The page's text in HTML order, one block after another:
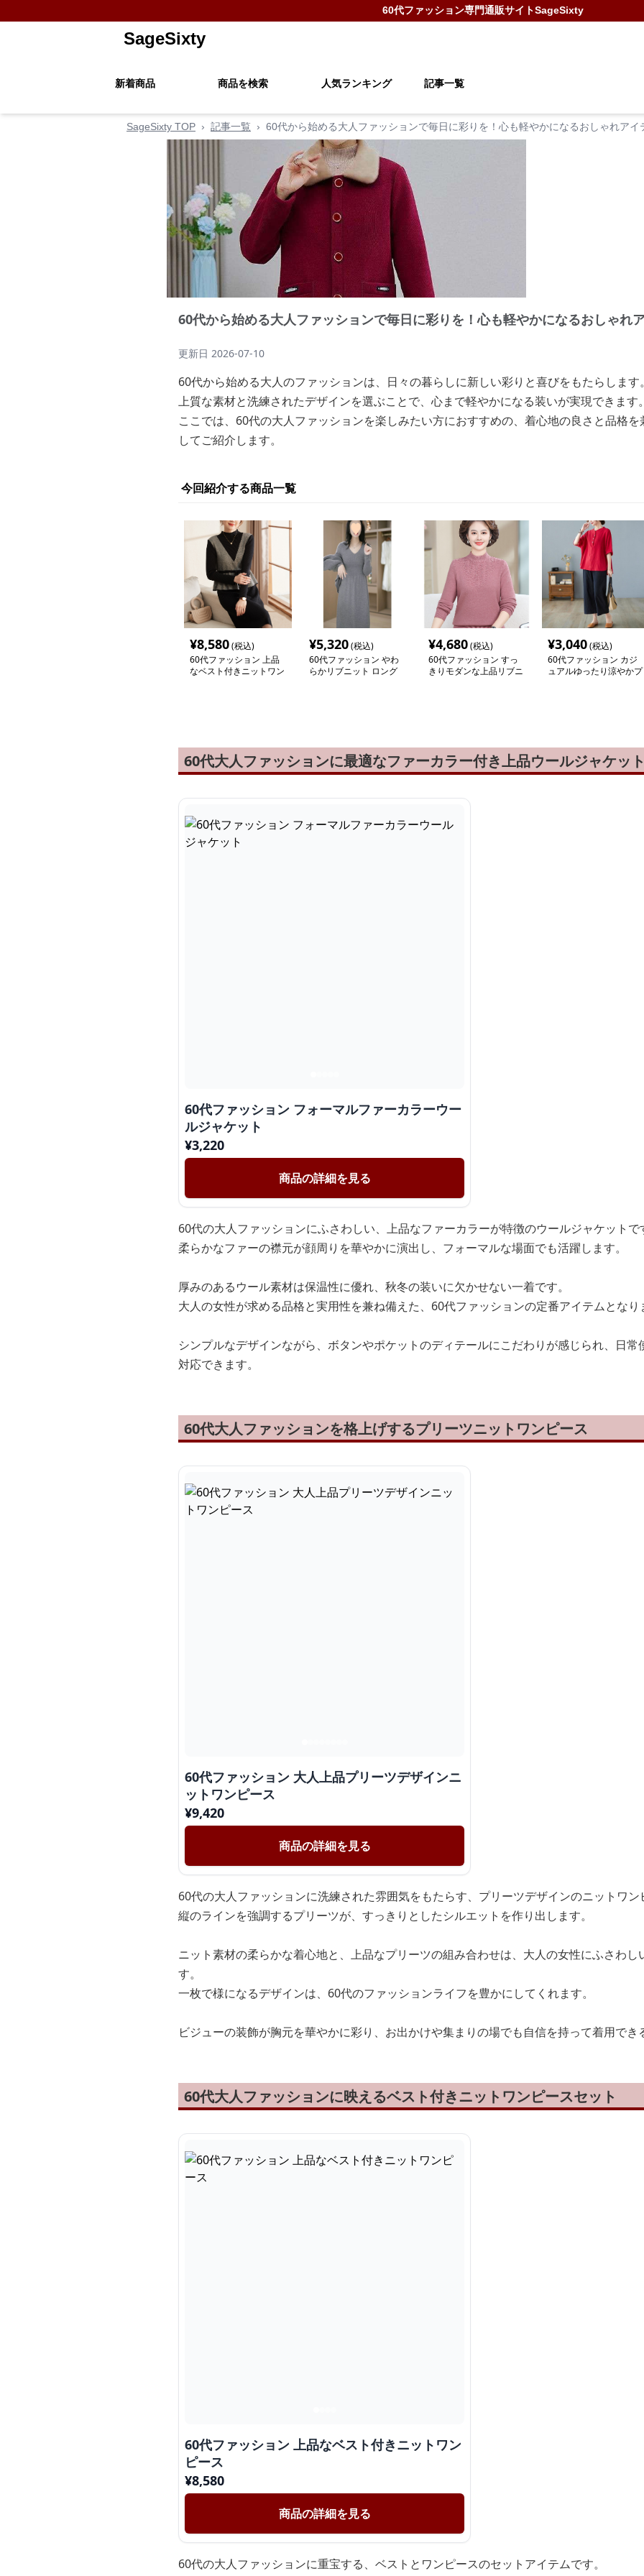
60代ファッション専門通販サイトSageSixty
SageSixty
新着商品 商品を検索 人気ランキング 記事一覧
SageSixty TOP › 記事一覧 › 60代から始める大人ファッションで毎日に彩りを！心も軽やかになるおしゃれアイ
60代から始める大人ファッションで毎日に彩りを！心も軽やかになるおしゃれ
更新日 2026-07-10
60代から始める大人のファッションは、日々の暮らしに新しい彩りと喜びをもたらします
上質な素材と洗練されたデザインを選ぶことで、心まで軽やかになる装いが実現できます
ここでは、60代の大人ファッションを楽しみたい方におすすめの、着心地の良さと品格
してご紹介します。
今回紹介する商品一覧
¥8,580(税込)
60代ファッション 上品
なベスト付きニットワン
¥5,320(税込)
60代ファッション やわ
らかリブニット ロング
¥4,680(税込)
60代ファッション すっ
きりモダンな上品リブニ
¥3,040(税込)
60代ファッション カジ
ュアルゆったり涼やかプ
60代大人ファッションに最適なファーカラー付き上品ウールジャケッ
60代ファッション フォーマルファーカラーウー
ルジャケット
¥3,220
商品の詳細を見る
60代の大人ファッションにふさわしい、上品なファーカラーが特徴のウールジャケットで
柔らかなファーの襟元が顔周りを華やかに演出し、フォーマルな場面でも活躍します。
厚みのあるウール素材は保温性に優れ、秋冬の装いに欠かせない一着です。
大人の女性が求める品格と実用性を兼ね備えた、60代ファッションの定番アイテムとなり
シンプルなデザインながら、ボタンやポケットのディテールにこだわりが感じられ、日
対応できます。
60代大人ファッションを格上げするプリーツニットワンピース
60代ファッション 大人上品プリーツデザインニ
ットワンピース
¥9,420
商品の詳細を見る
60代の大人ファッションに洗練された雰囲気をもたらす、プリーツデザインのニットワン
縦のラインを強調するプリーツが、すっきりとしたシルエットを作り出します。
ニット素材の柔らかな着心地と、上品なプリーツの組み合わせは、大人の女性にふさわ
す。
一枚で様になるデザインは、60代のファッションライフを豊かにしてくれます。
ビジューの装飾が胸元を華やかに彩り、お出かけや集まりの場でも自信を持って着用でき
60代大人ファッションに映えるベスト付きニットワンピースセット
60代ファッション 上品なベスト付きニットワン
ピース
¥8,580
商品の詳細を見る
60代の大人ファッションに重宝する、ベストとワンピースのセットアイテムです。